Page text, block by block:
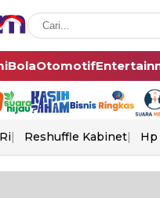
BolaOtomotif
Reshuffle Kabinet Hp